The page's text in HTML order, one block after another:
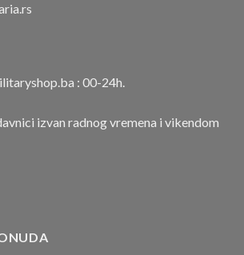
: 00-24h.
izvan radnog vremena i vikendom